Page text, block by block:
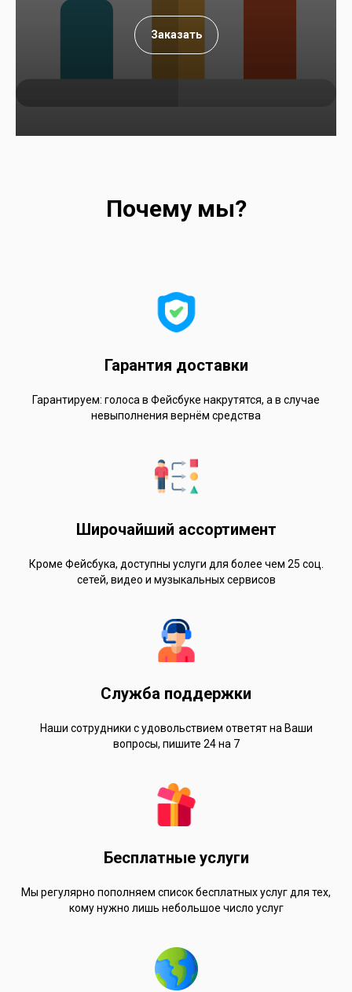
Заказать
Почему мы?
Гарантия доставки
Гарантируем: голоса в Фейсбуке накрутятся, а в случае
невыполнения вернём средства
Широчайший ассортимент
Кроме Фейсбука, доступны услуги для более чем 25 соц.
сетей, видео и музыкальных сервисов
Служба поддержки
Наши сотрудники с удовольствием ответят на Ваши
вопросы, пишите 24 на 7
Бесплатные услуги
Мы регулярно пополняем список бесплатных услуг для тех,
кому нужно лишь небольшое число услуг